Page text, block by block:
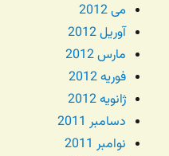
می 2012
آوریل 2012
مارس 2012
فوریه 2012
ژانویه 2012
دسامبر 2011
نوامبر 2011